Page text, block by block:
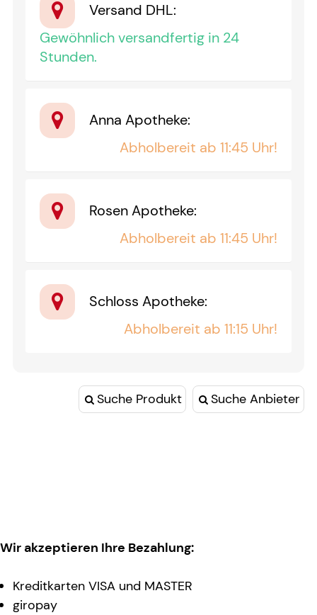
Versand DHL:
Gewöhnlich versandfertig in 24
Stunden.
Anna Apotheke:
Abholbereit ab 11:45 Uhr!
Rosen Apotheke:
Abholbereit ab 11:45 Uhr!
Schloss Apotheke:
Abholbereit ab 11:15 Uhr!
Suche Produkt Suche Anbieter
Wir akzeptieren Ihre Bezahlung:
Kreditkarten VISA und MASTER
giropay